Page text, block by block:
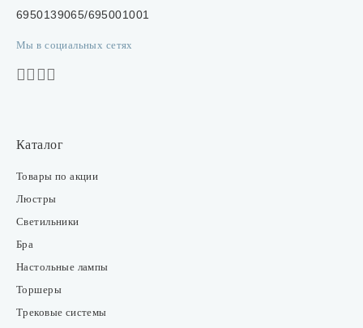
6950139065/695001001
Мы в социальных сетях
Каталог
Товары по акции
Люстры
Светильники
Бра
Настольные лампы
Торшеры
Трековые системы